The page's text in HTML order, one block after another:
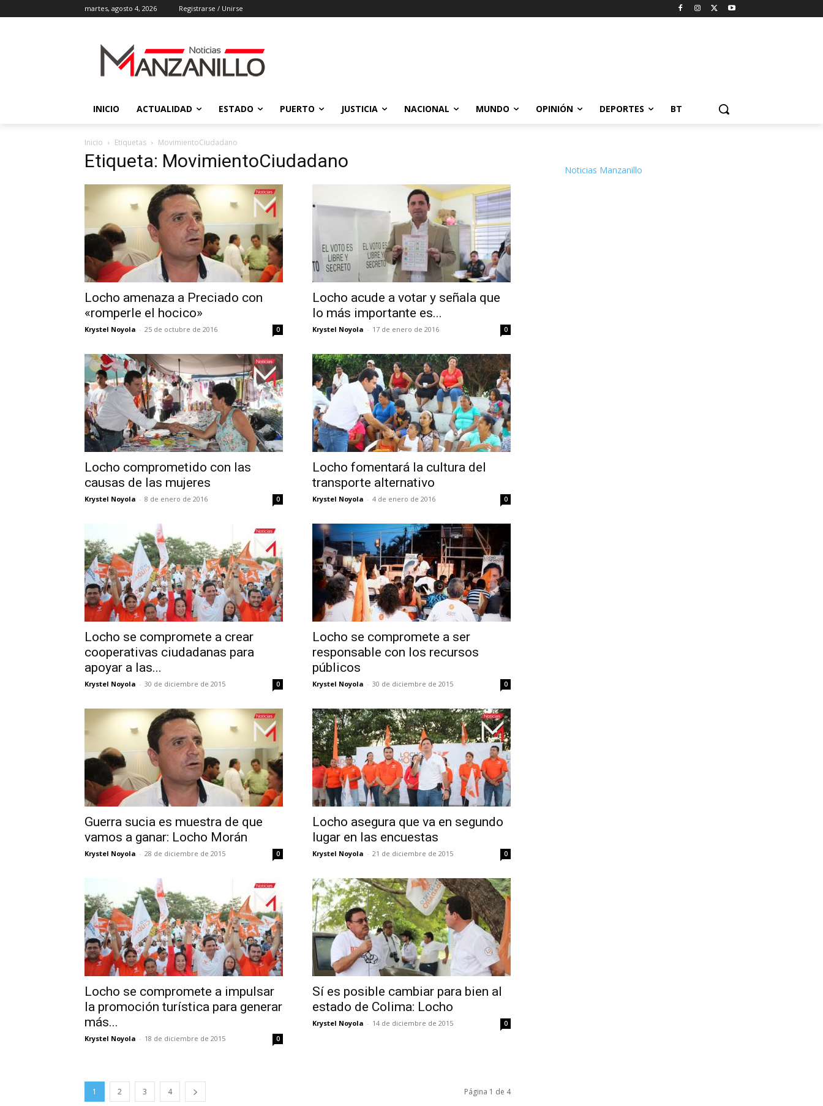
martes, agosto 4, 2026 Registrarse / Unirse
INICIO ACTUALIDAD ESTADO PUERTO JUSTICIA NACIONAL MUNDO OPINIÓN DEPORTES BT
Inicio Etiquetas MovimientoCiudadano
Etiqueta: MovimientoCiudadano
Locho amenaza a Preciado con
«romperle el hocico»
Krystel Noyola - 25 de octubre de 2016 0
Locho acude a votar y señala que
lo más importante es...
Krystel Noyola - 17 de enero de 2016 0
Locho comprometido con las
causas de las mujeres
Krystel Noyola - 8 de enero de 2016 0
Locho fomentará la cultura del
transporte alternativo
Krystel Noyola - 4 de enero de 2016 0
Locho se compromete a crear
cooperativas ciudadanas para
apoyar a las...
Krystel Noyola - 30 de diciembre de 2015 0
Locho se compromete a ser
responsable con los recursos
públicos
Krystel Noyola - 30 de diciembre de 2015 0
Guerra sucia es muestra de que
vamos a ganar: Locho Morán
Krystel Noyola - 28 de diciembre de 2015 0
Locho asegura que va en segundo
lugar en las encuestas
Krystel Noyola - 21 de diciembre de 2015 0
Locho se compromete a impulsar
la promoción turística para generar
más...
Krystel Noyola - 18 de diciembre de 2015 0
Sí es posible cambiar para bien al
estado de Colima: Locho
Krystel Noyola - 14 de diciembre de 2015 0
1 2 3 4 Página 1 de 4
Noticias Manzanillo